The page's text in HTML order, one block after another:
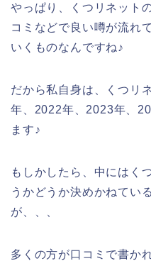
やっぱり、くつリネット
コミなどで良い噂が流れ
いくものなんですね♪
だから私自身は、くつリ
年、2022年、2023年、
ます♪
もしかしたら、中にはく
うかどうか決めかねてい
が、、、
多くの方が口コミで書か